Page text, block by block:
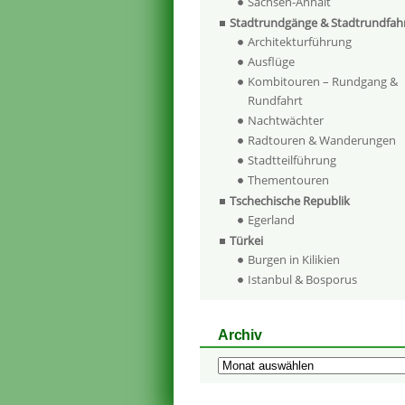
Stadtrundgänge &
Architekturführung
Ausflüge
Kombitouren – Rundgang &
Rundfahrt
Nachtwächter
Radtouren & Wanderungen
Stadtteilführung
Thementouren
Tschechische Republik
Egerland
Türkei
Burgen in Kilikien
Istanbul & Bosporus
Archiv
Archiv